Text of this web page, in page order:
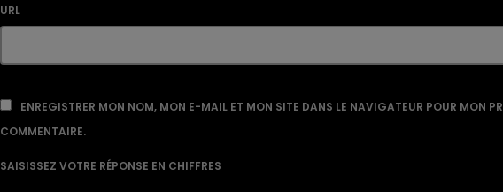
URL
ENREGISTRER MON NOM, MON E-MAIL ET MON SITE DANS LE NAVIGATEUR POUR MON
COMMENTAIRE.
SAISISSEZ VOTRE RÉPONSE EN CHIFFRES